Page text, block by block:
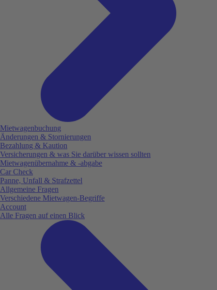
Mietwagenbuchung
Änderungen & Stornierungen
Bezahlung & Kaution
Versicherungen & was Sie darüber wissen sollten
Mietwagenübernahme & -abgabe
Car Check
Panne, Unfall & Strafzettel
Allgemeine Fragen
Verschiedene Mietwagen-Begriffe
Account
Alle Fragen auf einen Blick